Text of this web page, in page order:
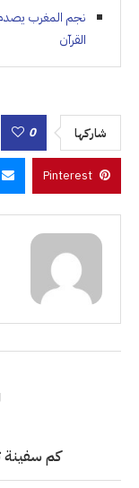
نجم المغرب
القرآن
شاركها 0
Pinterest
كم سفينة